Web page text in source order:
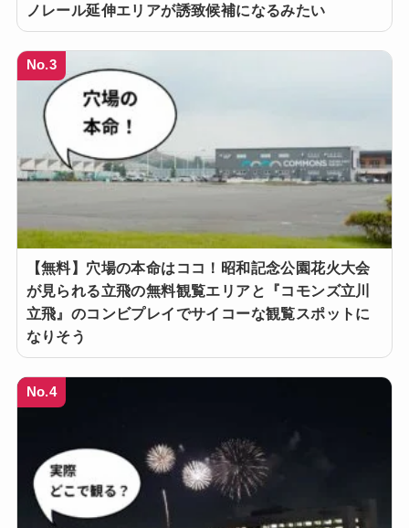
ノレール延伸エリアが誘致候補になるみたい
No.3
【無料】穴場の本命はココ！昭和記念公園花火大会
が見られる立飛の無料観覧エリアと『コモンズ立川
立飛』のコンビプレイでサイコーな観覧スポットに
なりそう
No.4